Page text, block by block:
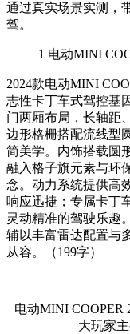
通过真实场景实测，
驾。
1 电动MINI
2024款电动MINI
志性卡丁车式驾控基
门两厢布局，长轴距
边形格栅搭配流线型
简美学。内饰搭载圆
融入格子旗元素与环
念。动力系统提供高
响应迅捷；专属卡丁
灵动精准的驾驶乐趣
辅以丰富雷达配置与
从容。（199字）
电动MINI COOPER
大玩家